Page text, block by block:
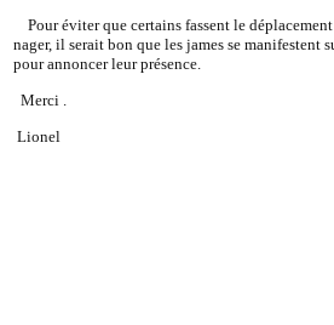
Pour éviter que certains fassent le
nager, il serait bon que les james se manifestent
pour annoncer leur présence.
Merci .
Lionel